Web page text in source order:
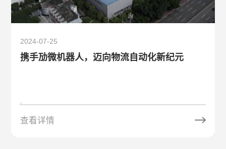
2024-07-25
携手劢微机器人，迈向物流自动化新纪元
查看详情